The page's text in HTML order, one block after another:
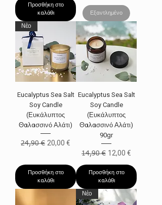
Προσθήκη στο
καλάθι
Εξαντλημένο
Νέο
Eucalyptus Sea Salt
Soy Candle
(Ευκάλυπτος
Θαλασσινό Αλάτι)
Κανονική τιμή
24,90 € Τιμή Έκπτωσης
20,00 €
Προσθήκη στο
καλάθι
Eucalyptus Sea Salt
Soy Candle
(Ευκάλυπτος
Θαλασσινό Αλάτι)
90gr
Κανονική τιμή
14,90 € Τιμή Έκπτωσης
12,00 €
Προσθήκη στο
καλάθι
Νέο